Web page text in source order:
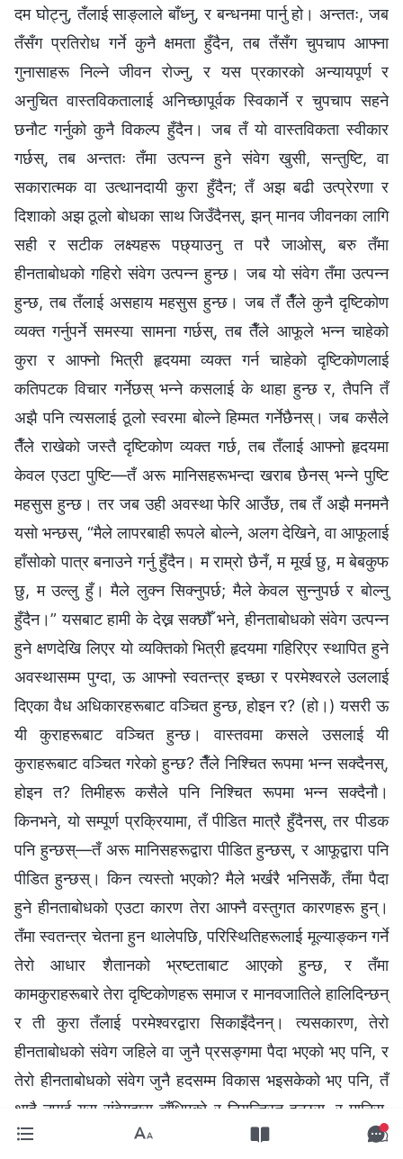
दम घोट्नु, तँलाई साङ्लाले बाँध्नु, र बन्धनमा पार्नु हो। अन्ततः, जब
तँसँग प्रतिरोध गर्ने कुनै क्षमता हुँदैन, तब तँसँग चुपचाप आफ्ना
गुनासाहरू निल्ने जीवन रोज्नु, र यस प्रकारको अन्यायपूर्ण र
अनुचित वास्तविकतालाई अनिच्छापूर्वक स्विकार्ने र चुपचाप सहने
छनौट गर्नुको कुनै विकल्प हुँदैन। जब तँ यो वास्तविकता स्वीकार
गर्छस्, तब अन्ततः तँमा उत्पन्न हुने संवेग खुसी, सन्तुष्टि, वा
सकारात्मक वा उत्थानदायी कुरा हुँदैन; तँ अझ बढी उत्प्रेरणा र
दिशाको अझ ठूलो बोधका साथ जिउँदैनस्, झन् मानव जीवनका लागि
सही र सटीक लक्ष्यहरू पछ्याउनु त परै जाओस्, बरु तँमा
हीनताबोधको गहिरो संवेग उत्पन्न हुन्छ। जब यो संवेग तँमा उत्पन्न
हुन्छ, तब तँलाई असहाय महसुस हुन्छ। जब तँ तैँले कुनै दृष्टिकोण
व्यक्त गर्नुपर्ने समस्या सामना गर्छस्, तब तैँले आफूले भन्न चाहेको
कुरा र आफ्नो भित्री हृदयमा व्यक्त गर्न चाहेको दृष्टिकोणलाई
कतिपटक विचार गर्नेछस् भन्‍ने कसलाई के थाहा हुन्छ र, तैपनि तँ
अझै पनि त्यसलाई ठूलो स्वरमा बोल्ने हिम्मत गर्नेछैनस्। जब कसैले
तैँले राखेको जस्तै दृष्टिकोण व्यक्त गर्छ, तब तँलाई आफ्नो हृदयमा
केवल एउटा पुष्टि—तँ अरू मानिसहरूभन्दा खराब छैनस् भन्‍ने पुष्टि
महसुस हुन्छ। तर जब उही अवस्था फेरि आउँछ, तब तँ अझै मनमनै
यसो भन्छस्, “मैले लापरबाही रूपले बोल्ने, अलग देखिने, वा आफूलाई
हाँसोको पात्र बनाउने गर्नु हुँदैन। म राम्रो छैनँ, म मूर्ख छु, म बेबकुफ
छु, म उल्लु हुँ। मैले लुक्न सिक्नुपर्छ; मैले केवल सुन्नुपर्छ र बोल्नु
हुँदैन।” यसबाट हामी के देख्न सक्छौँ भने, हीनताबोधको संवेग उत्पन्न
हुने क्षणदेखि लिएर यो व्यक्तिको भित्री हृदयमा गहिरिएर स्थापित हुने
अवस्थासम्म पुग्दा, ऊ आफ्नो स्वतन्त्र इच्छा र परमेश्‍वरले उललाई
दिएका वैध अधिकारहरूबाट वञ्चित हुन्छ, होइन र? (हो।) यसरी ऊ
यी कुराहरूबाट वञ्चित हुन्छ। वास्तवमा कसले उसलाई यी
कुराहरूबाट वञ्‍चित गरेको हुन्छ? तैँले निश्‍चित रूपमा भन्‍न सक्दैनस्,
होइन त? तिमीहरू कसैले पनि निश्‍चित रूपमा भन्‍न सक्दैनौ।
किनभने, यो सम्पूर्ण प्रक्रियामा, तँ पीडित मात्रै हुँदैनस्, तर पीडक
पनि हुन्छस्—तँ अरू मानिसहरूद्वारा पीडित हुन्छस्, र आफूद्वारा पनि
पीडित हुन्छस्। किन त्यस्तो भएको? मैले भर्खरै भनिसकेँ, तँमा पैदा
हुने हीनताबोधको एउटा कारण तेरा आफ्‍नै वस्तुगत कारणहरू हुन्।
तँमा स्वतन्त्र चेतना हुन थालेपछि, परिस्थितिहरूलाई मूल्याङ्कन गर्ने
तेरो आधार शैतानको भ्रष्टताबाट आएको हुन्छ, र तँमा
कामकुराहरूबारे तेरा दृष्टिकोणहरू समाज र मानवजातिले हालिदिन्छन्
र ती कुरा तँलाई परमेश्‍वरद्वारा सिकाइँदैनन्। त्यसकारण, तेरो
हीनताबोधको संवेग जहिले वा जुनै प्रसङ्गमा पैदा भएको भए पनि, र
तेरो हीनताबोधको संवेग जुनै हदसम्‍म विकास भइसकेको भए पनि, तँ
थाहै नपाई यस संवेगद्वारा बाँधिएको र नियन्त्रित हुन्छस्, र मानिस,
घटना, र कामकुराहरू सम्हाल्ने पद्धति अपनाउँदा तँ शैतानले तँभित्र